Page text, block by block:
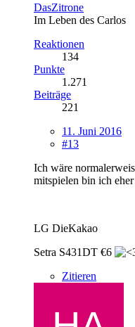
DasZitrone
Im Leben des Carlos
Reaktionen
134
Punkte
1.271
Beiträge
221
11. Juni 2016
#13
Ich wäre
mitspielen bin ich
LG DieKakao
Setra S431DT €6
Zitieren